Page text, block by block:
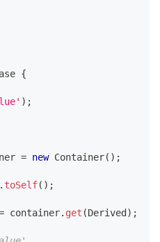
{
) ;
= new Container( ) ;
. toSelf( ) ;
container. get (Derived ) ;